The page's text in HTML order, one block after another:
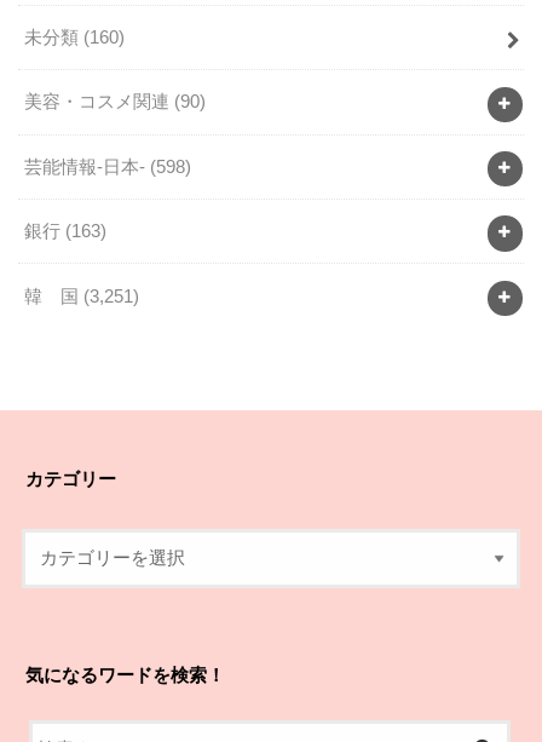
未分類 (160)
美容・コスメ関連 (90)
芸能情報-日本- (598)
銀行 (163)
韓 国 (3,251)
カテゴリー
気になるワードを検索！